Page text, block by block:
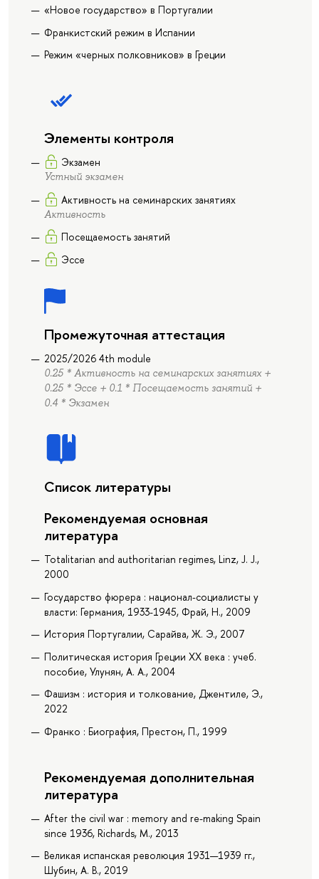
«Новое государство» в Португалии
Франкистский режим в Испании
Режим «черных полковников» в Греции
Элементы контроля
Экзамен
Устный экзамен
Активность на семинарских занятиях
Активность
Посещаемость занятий
Эссе
Промежуточная аттестация
2025/2026 4th module
0.25 * Активность на семинарских занятиях +
0.25 * Эссе + 0.1 * Посещаемость занятий +
0.4 * Экзамен
Список литературы
Рекомендуемая основная
литература
Totalitarian and authoritarian regimes, Linz, J. J.,
2000
Государство фюрера : национал-социалисты у
власти: Германия, 1933-1945, Фрай, Н., 2009
История Португалии, Сарайва, Ж. Э., 2007
Политическая история Греции XX века : учеб.
пособие, Улунян, А. А., 2004
Фашизм : история и толкование, Джентиле, Э.,
2022
Франко : Биография, Престон, П., 1999
Рекомендуемая дополнительная
литература
After the civil war : memory and re-making Spain
since 1936, Richards, M., 2013
Великая испанская революция 1931—1939 гг.,
Шубин, А. В., 2019